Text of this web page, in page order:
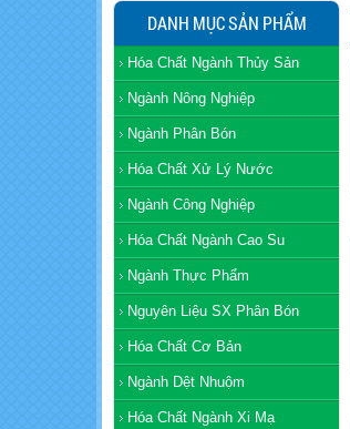
DANH MỤC SẢN PHẨM
Hóa Chất Ngành Thủy Sản
Ngành Nông Nghiệp
Ngành Phân Bón
Hóa Chất Xử Lý Nước
Ngành Công Nghiệp
Hóa Chất Ngành Cao Su
Ngành Thực Phẩm
Nguyên Liệu SX Phân Bón
Hóa Chất Cơ Bản
Ngành Dệt Nhuộm
Hóa Chất Ngành Xi Mạ